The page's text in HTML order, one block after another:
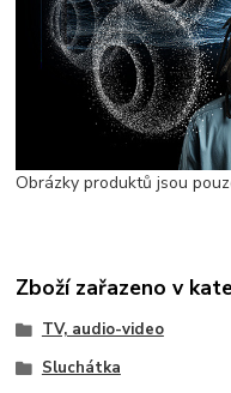
Obrázky produktů jsou
Zboží zařazeno v
TV, audio-video
Sluchátka